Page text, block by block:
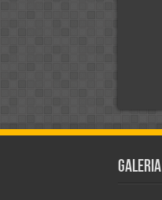
Galeria